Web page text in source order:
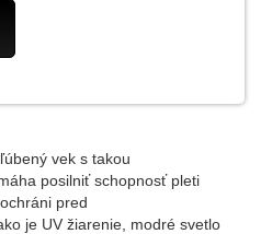
vek s takou
posilniť schopnosť pleti
pred
je UV žiarenie, modré svetlo